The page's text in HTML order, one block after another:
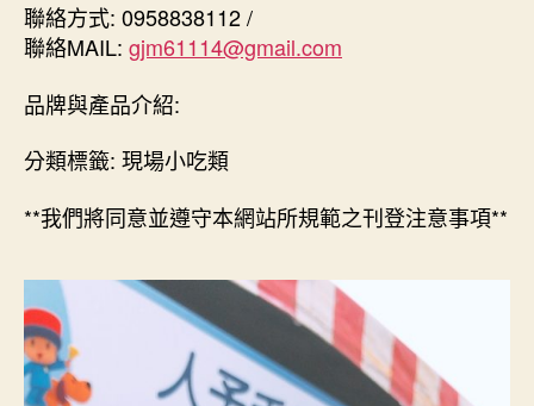
聯絡方式: 0958838112 /
聯絡MAIL: gjm61114@gmail.com
品牌與產品介紹:
分類標籤: 現場小吃類
**我們將同意並遵守本網站所規範之刊登注意事項**